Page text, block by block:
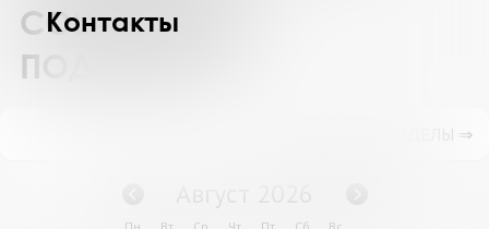
Контакты
СОЦИАЛЬНАЯ
ПОДДЕРЖКА
ПОКАЗАТЬ ПОДРАЗДЕЛЫ ⇒